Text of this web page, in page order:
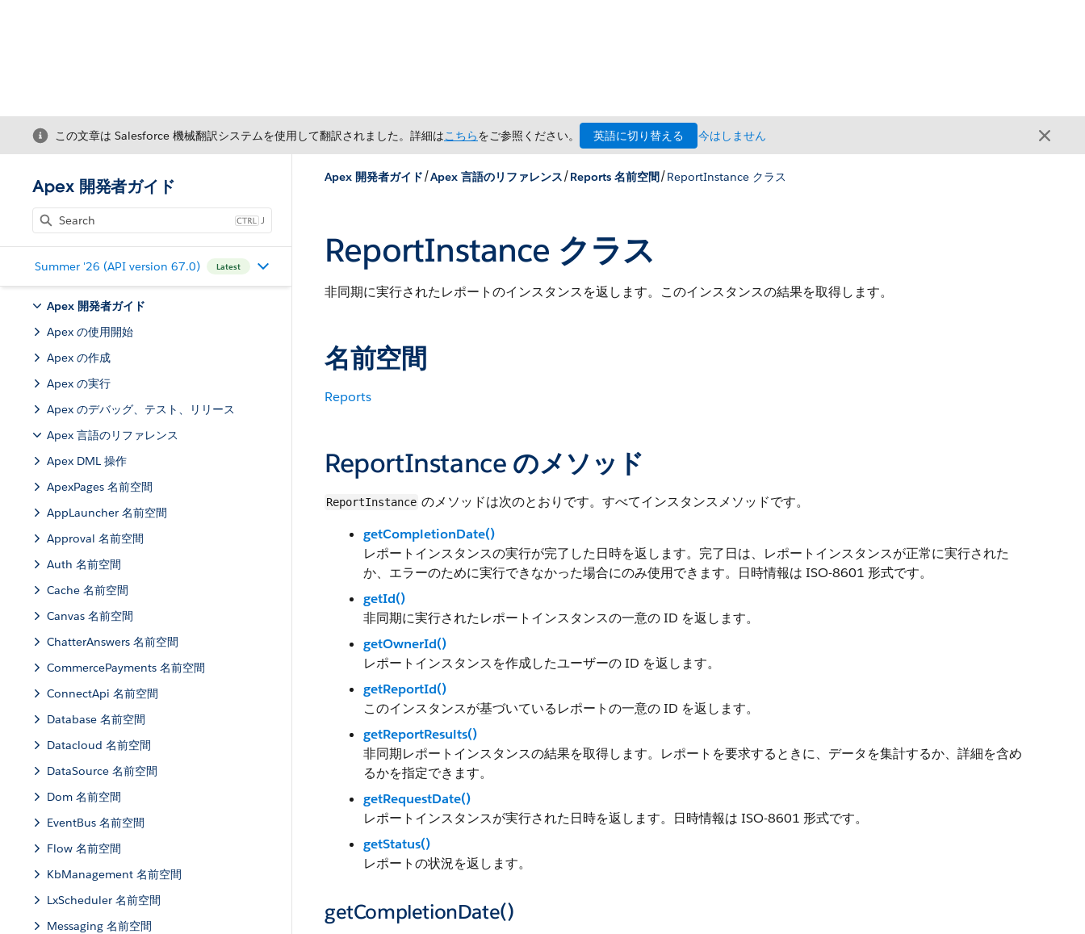
この文章は Salesforce 機械翻訳システムを使用して翻訳されました。詳細はこちらをご参照ください。 英語に切り替える 今はしません
Apex 開発者ガイド
J
Summer '26 (API version 67.0) Latest
Apex 開発者ガイド
Apex の使用開始
Apex の作成
Apex の実行
Apex のデバッグ、テスト、リリース
Apex 言語のリファレンス
Apex DML 操作
ApexPages 名前空間
AppLauncher 名前空間
Approval 名前空間
Auth 名前空間
Cache 名前空間
Canvas 名前空間
ChatterAnswers 名前空間
CommercePayments 名前空間
ConnectApi 名前空間
Database 名前空間
Datacloud 名前空間
DataSource 名前空間
Dom 名前空間
EventBus 名前空間
Flow 名前空間
KbManagement 名前空間
LxScheduler 名前空間
Messaging 名前空間
Apex 開発者ガイド/Apex 言語のリファレンス/Reports 名前空間/ReportInstance クラス
ReportInstance クラス
非同期に実行されたレポートのインスタンスを返します。このインスタンスの結果を取得します。
名前空間
Reports
ReportInstance のメソッド
ReportInstance のメソッドは次のとおりです。すべてインスタンスメソッドです。
getCompletionDate()
レポートインスタンスの実行が完了した日時を返します。完了日は、レポートインスタンスが正常に実行された
か、エラーのために実行できなかった場合にのみ使用できます。日時情報は ISO-8601 形式です。
getId()
非同期に実行されたレポートインスタンスの一意の ID を返します。
getOwnerId()
レポートインスタンスを作成したユーザーの ID を返します。
getReportId()
このインスタンスが基づいているレポートの一意の ID を返します。
getReportResults()
非同期レポートインスタンスの結果を取得します。レポートを要求するときに、データを集計するか、詳細を含め
るかを指定できます。
getRequestDate()
レポートインスタンスが実行された日時を返します。日時情報は ISO-8601 形式です。
getStatus()
レポートの状況を返します。
getCompletionDate()